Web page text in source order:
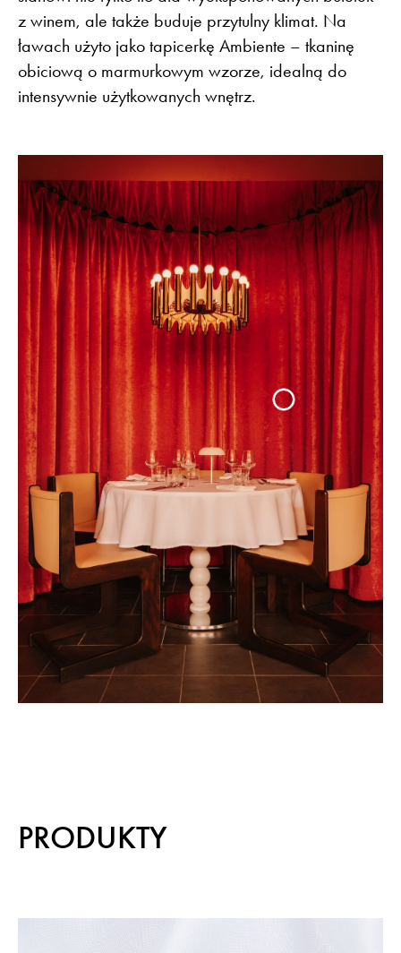
z winem, ale także buduje przytulny klimat. Na
ławach użyto jako tapicerkę Ambiente – tkaninę
obiciową o marmurkowym wzorze, idealną do
intensywnie użytkowanych wnętrz.
PRODUKTY